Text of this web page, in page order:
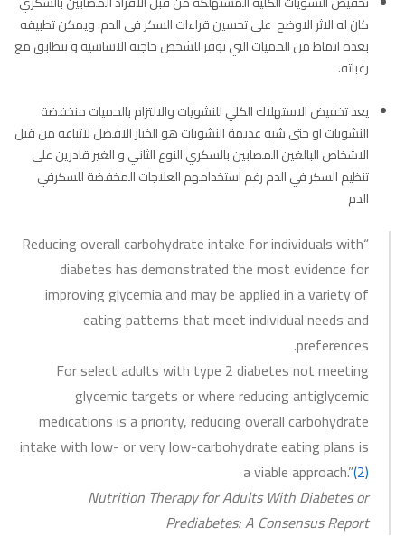
كان له الاثر الاوضح على تحسين قراءات السكر في الدم. ويمكن تطبيقه
بعدة انماط من الحميات التي توفر للشخص حاجته الاساسية و تتطابق مع
رغباته.
يعد تخفيض الاستهلاك الكلي للنشويات والالتزام بالحميات منخفضة
النشويات او حتى شبه عديمة النشويات هو الخيار الافضل لاتباعه من قبل
الاشخاص البالغين المصابين بالسكري النوع الثاني و الغير قادرين على
تنظيم السكر في الدم رغم استخدامهم العلاجات المخفضة للسكرفي
الدم
“Reducing overall carbohydrate intake for individuals with
diabetes has demonstrated the most evidence for
improving glycemia and may be applied in a variety of
eating patterns that meet individual needs and
preferences.
For select adults with type 2 diabetes not meeting
glycemic targets or where reducing antiglycemic
medications is a priority, reducing overall carbohydrate
intake with low- or very low-carbohydrate eating plans is
a viable approach.”(2)
Nutrition Therapy for Adults With Diabetes or
Prediabetes: A Consensus Report